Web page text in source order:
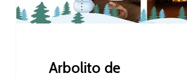
Crochet
Arbolito de